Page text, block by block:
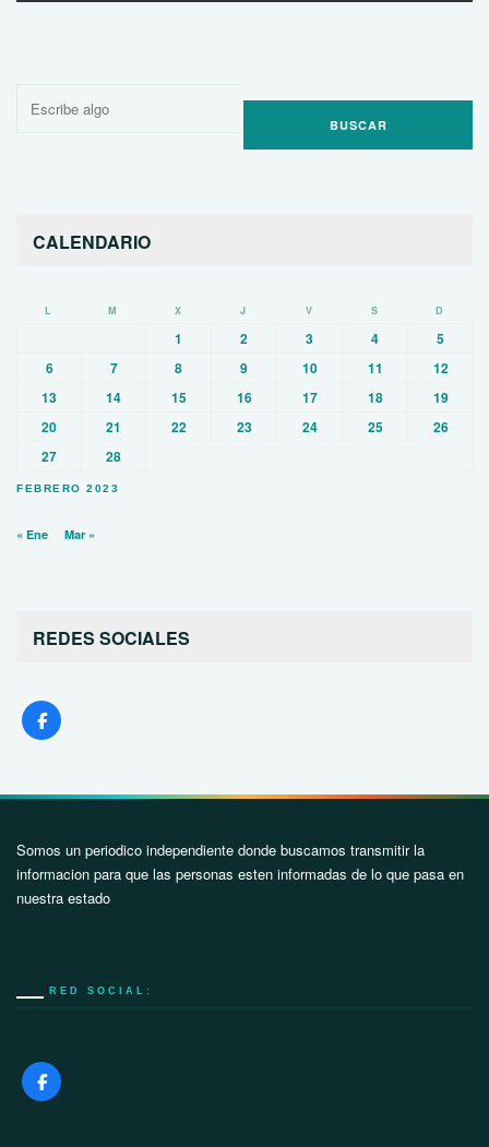
Buscar
CALENDARIO
FEBRERO 2023
L M X J V S D
1 2 3 4
5
6
7 8 9 10 11
12
13
14 15 16 17 18
19
20
21 22 23 24 25
26
27
28
« Ene Mar »
REDES SOCIALES
Somos un periodico independiente donde buscamos transmitir la
informacion para que las personas esten informadas de lo que pasa en
nuestra estado
RED SOCIAL: